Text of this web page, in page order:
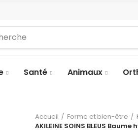
Santé Animaux
Accueil Forme et bien-être
AKILEINE SOINS BLEUS